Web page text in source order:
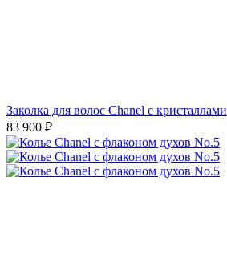
Заколка для волос Chanel с кристаллами
83 900 ₽